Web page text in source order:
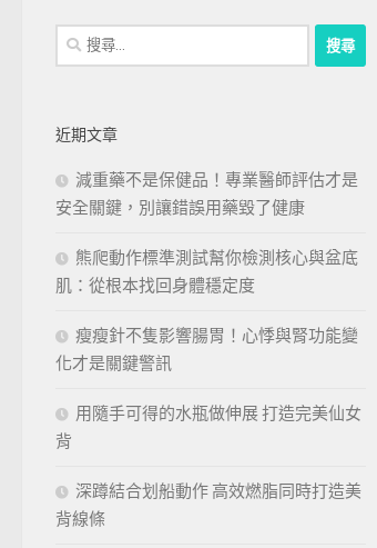
搜
尋
字:
近期文章
減重藥不是保健品！專業醫師評估才是
安全關鍵，別讓錯誤用藥毀了健康
熊爬動作標準測試幫你檢測核心與盆底
肌：從根本找回身體穩定度
瘦瘦針不隻影響腸胃！心悸與腎功能變
化才是關鍵警訊
用隨手可得的水瓶做伸展 打造完美仙女
背
深蹲結合划船動作 高效燃脂同時打造美
背線條